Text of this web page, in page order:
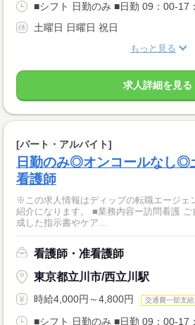
■シフト 日勤のみ ■日勤 09：00-17
土曜日 日曜日 祝日
もっと見る
求人詳細を見る
[パート・アルバイト]
日勤のみ◎オンコールなし◎
看護師
※この求人情報はディップの転職エージェ
紹介になります。 ■業務内容ー訪問看護
成した指示書やケア...
看護師・准看護師
東京都立川市/西立川駅
時給4,000円～4,800円 交通費一部支給
■シフト 日勤のみ ■日勤 09：00-17